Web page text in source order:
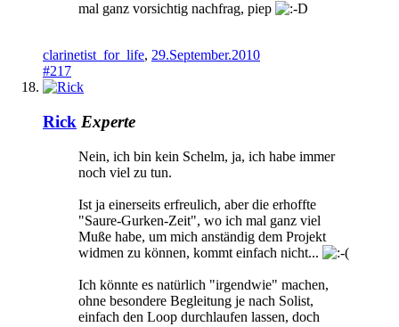
mal ganz vorsichtig nachfrag, piep
clarinetist_for_life, 29.September.2010
#217
Rick Experte
Nein, ich bin kein Schelm, ja, ich habe immer
noch viel zu tun.
Ist ja einerseits erfreulich, aber die erhoffte
"Saure-Gurken-Zeit", wo ich mal ganz viel
Muße habe, um mich anständig dem Projekt
widmen zu können, kommt einfach nicht...
Ich könnte es natürlich "irgendwie" machen,
ohne besondere Begleitung je nach Solist,
einfach den Loop durchlaufen lassen, doch